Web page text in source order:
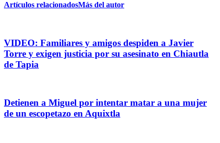
Artículos relacionadosMás del autor
VIDEO: Familiares y amigos despiden a Javier
Torre y exigen justicia por su asesinato en Chiautla
de Tapia
Detienen a Miguel por intentar matar a una mujer
de un escopetazo en Aquixtla